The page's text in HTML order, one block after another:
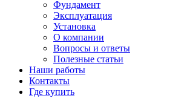
Фундамент
Эксплуатация
Установка
О компании
Вопросы и ответы
Полезные статьи
Наши работы
Контакты
Где купить